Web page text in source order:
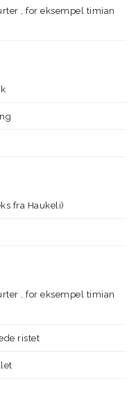
, for eksempel timian
fra Haukeli)
, for eksempel timian
ristet